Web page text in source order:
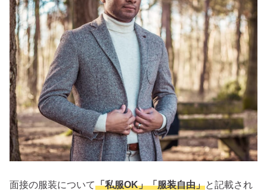
面接の服装について「私服OK」「服装自由」と記載され